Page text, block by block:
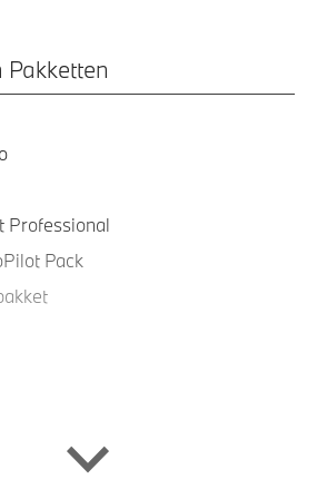
Professional
Pack
voorzien van M striping